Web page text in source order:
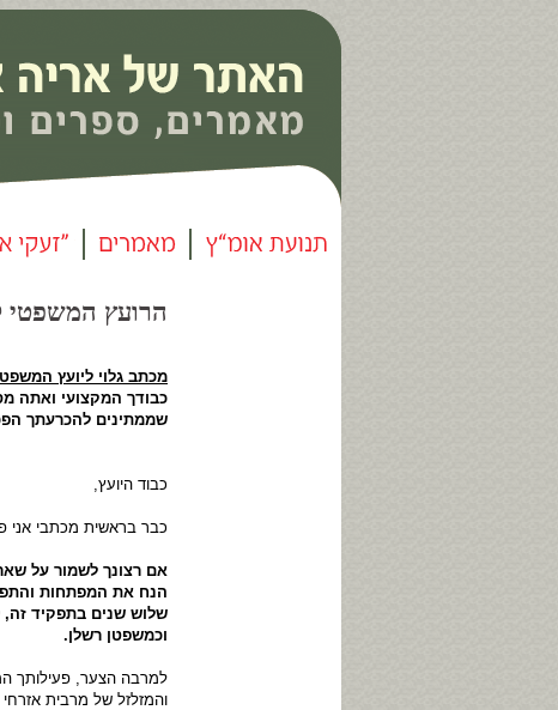
הרועץ המשפטי
מכתב גלוי ליועץ
כבודך המקצועי ואתה
שממתינים להכרעתך
כבוד היועץ,
כבר בראשית מכתבי אני
אם רצונך לשמור על
הנח את המפתחות
שלוש שנים בתפקיד
וכמשפטן רשלן.
למרבה הצער, פעילותך
והמזלזל של מרבית